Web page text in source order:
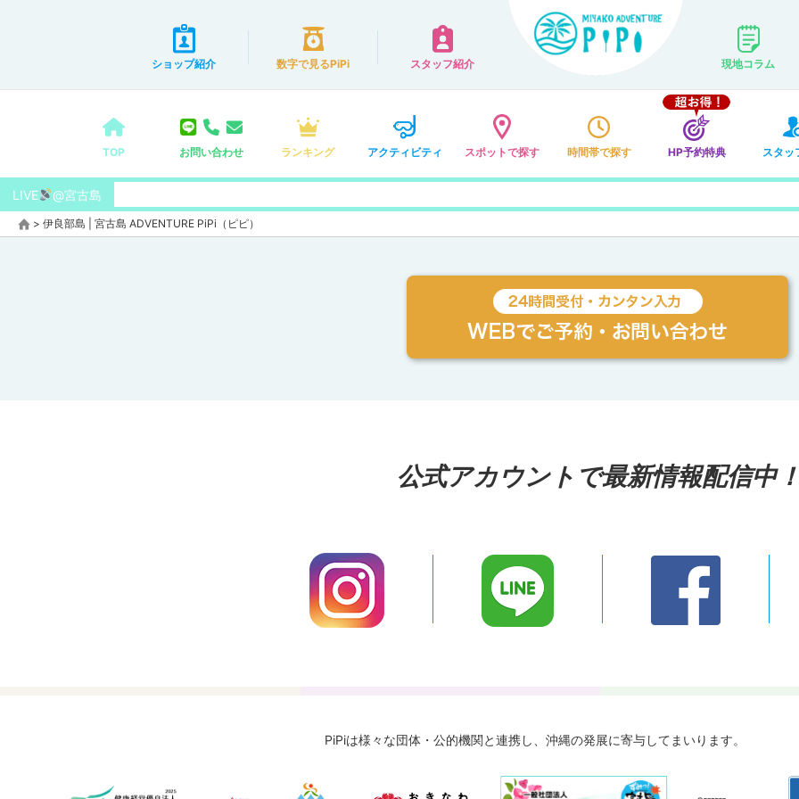
ショップ紹介 数字で見るPiPi スタッフ紹介 現地コラム
TOP お問い合わせ ランキング アクティビティ スポットで探す 時間帯で探す HP予約特典 スタッ
LIVE @宮古島
> 伊良部島 | 宮古島 ADVENTURE PiPi（ピピ）
公式アカウントで最新情報配信中
PiPiは様々な団体・公的機関と連携し、 沖縄の発展に寄与してまいります。